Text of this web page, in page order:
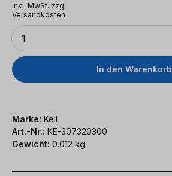
inkl. MwSt. zzgl.
Versandkosten
Anzahl
1
In den Warenkorb
Marke: Keil
Art.-Nr.: KE-307320300
Gewicht: 0.012 kg